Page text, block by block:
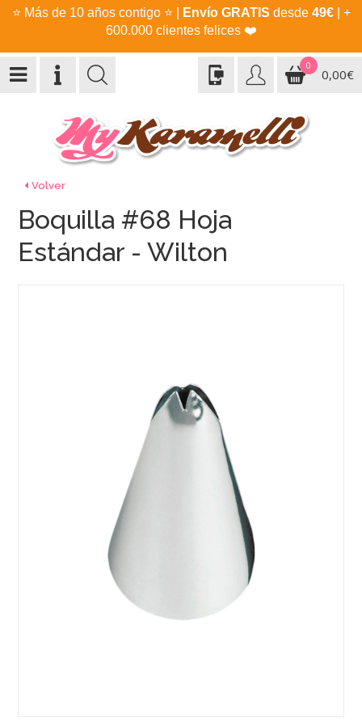
⭐ Más de 10 años contigo ⭐ Envío GRATIS desde 49€| +
600.000 clientes felices ❤️
0
0,00€
Volver
Boquilla #68 Hoja
Estándar - Wilton